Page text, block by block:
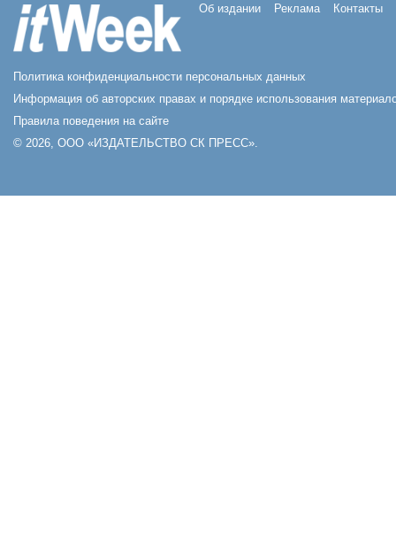
Об издании Реклама Контакты
Политика конфиденциальности персональных данных
Информация об авторских правах и порядке использования
Правила поведения на сайте
© 2026, ООО «ИЗДАТЕЛЬСТВО СК ПРЕСС».